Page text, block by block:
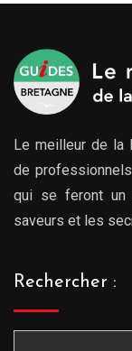
Le meilleur de la
de
qui se feront un
saveurs et les
Rechercher :